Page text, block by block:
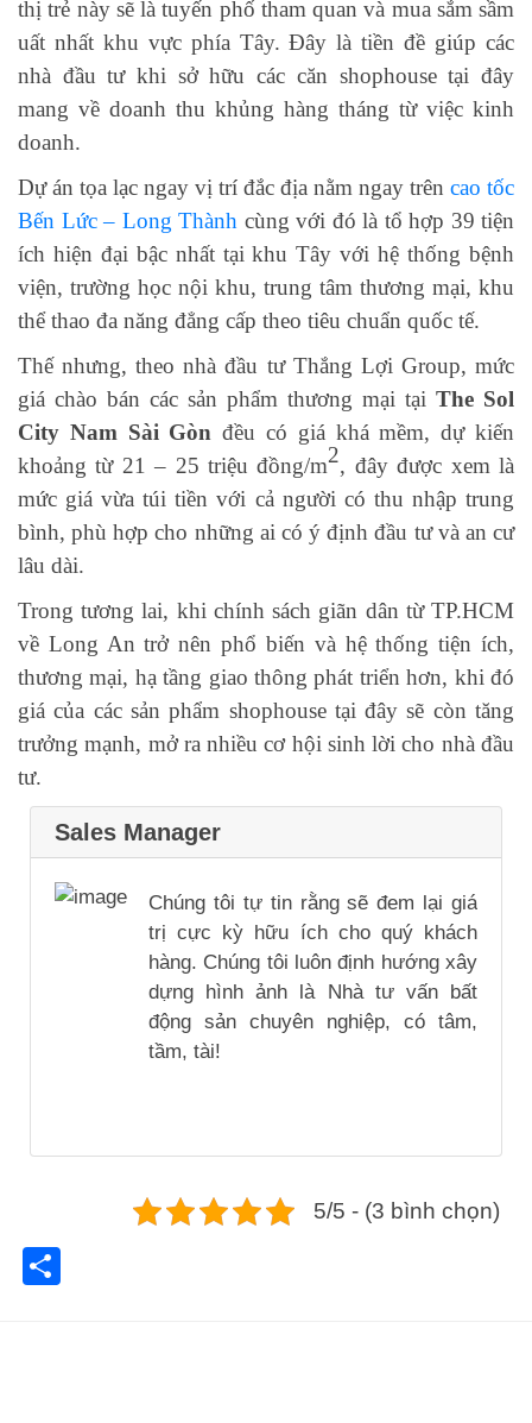
thị trẻ này sẽ là tuyến phố tham quan và mua sắm sầm
uất nhất khu vực phía Tây. Đây là tiền đề giúp các
nhà đầu tư khi sở hữu các căn shophouse tại đây
mang về doanh thu khủng hàng tháng từ việc kinh
doanh.
Dự án tọa lạc ngay vị trí đắc địa nằm ngay trên cao tốc
Bến Lức – Long Thành cùng với đó là tổ hợp 39 tiện
ích hiện đại bậc nhất tại khu Tây với hệ thống bệnh
viện, trường học nội khu, trung tâm thương mại, khu
thể thao đa năng đẳng cấp theo tiêu chuẩn quốc tế.
Thế nhưng, theo nhà đầu tư Thắng Lợi Group, mức
giá chào bán các sản phẩm thương mại tại The Sol
City Nam Sài Gòn đều có giá khá mềm, dự kiến
khoảng từ 21 – 25 triệu đồng/m2, đây được xem là
mức giá vừa túi tiền với cả người có thu nhập trung
bình, phù hợp cho những ai có ý định đầu tư và an cư
lâu dài.
Trong tương lai, khi chính sách giãn dân từ TP.HCM
về Long An trở nên phổ biến và hệ thống tiện ích,
thương mại, hạ tầng giao thông phát triển hơn, khi đó
giá của các sản phẩm shophouse tại đây sẽ còn tăng
trưởng mạnh, mở ra nhiều cơ hội sinh lời cho nhà đầu
tư.
Sales Manager
Chúng tôi tự tin rằng sẽ đem lại giá
trị cực kỳ hữu ích cho quý khách
hàng. Chúng tôi luôn định hướng xây
dựng hình ảnh là Nhà tư vấn bất
động sản chuyên nghiệp, có tâm,
tầm, tài!
5/5 - (3 bình chọn)